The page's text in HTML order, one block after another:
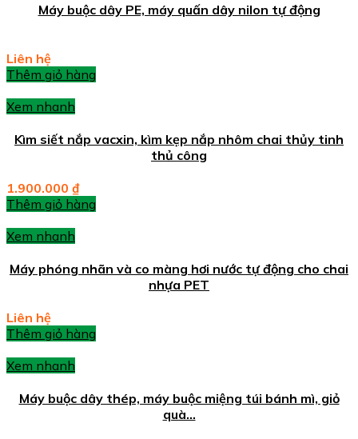
Máy buộc dây PE, máy quấn dây nilon tự động
Liên hệ
Thêm giỏ hàng
Xem nhanh
Kìm siết nắp vacxin, kìm kẹp nắp nhôm chai thủy tinh
thủ công
1.900.000 ₫
Thêm giỏ hàng
Xem nhanh
Máy phóng nhãn và co màng hơi nước tự động cho chai
nhựa PET
Liên hệ
Thêm giỏ hàng
Xem nhanh
Máy buộc dây thép, máy buộc miệng túi bánh mì, giỏ
quà…